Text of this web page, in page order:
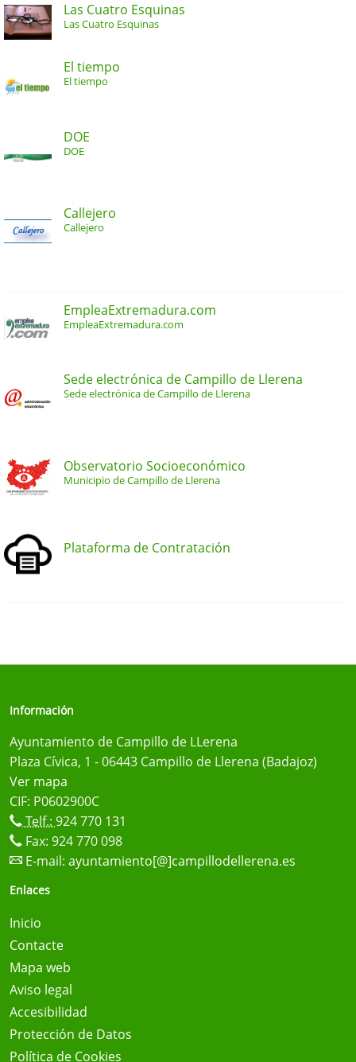
Las Cuatro Esquinas
Las Cuatro Esquinas
El tiempo
El tiempo
DOE
DOE
Callejero
Callejero
EmpleaExtremadura.com
EmpleaExtremadura.com
Sede electrónica de Campillo de Llerena
Sede electrónica de Campillo de Llerena
Observatorio Socioeconómico
Municipio de Campillo de Llerena
Plataforma de Contratación
Información
Ayuntamiento de Campillo de LLerena
Plaza Cívica, 1 - 06443 Campillo de Llerena (Badajoz)
Ver mapa
CIF: P0602900C
Telf.: 924 770 131
Fax: 924 770 098
E-mail: ayuntamiento[@]campillodellerena.es
Enlaces
Inicio
Contacte
Mapa web
Aviso legal
Accesibilidad
Protección de Datos
Política de Cookies